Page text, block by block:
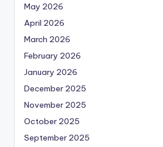
May 2026
April 2026
March 2026
February 2026
January 2026
December 2025
November 2025
October 2025
September 2025